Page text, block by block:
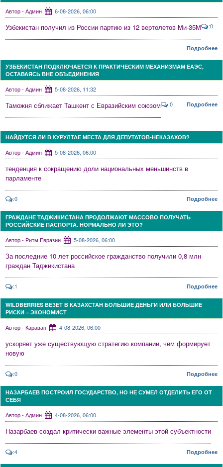
Автор - Админ 6-08-2026, 06:00
Узбекистан получил из России партию из 12 вертолетов Ми-35М :0
Подробнее
УЗБЕКИСТАН ПОДКЛЮЧАЕТСЯ К ПРАКТИЧЕСКИМ МЕХАНИЗМАМ ЕАЭС,
ОСТАВАЯСЬ ВНЕ ОБЪЕДИНЕНИЯ
Автор - Админ 5-08-2026, 11:32
Таможня сближает Ташкент с Евразийским союзом :0 Подробнее
НАЙДУТСЯ ЛИ В КУРУЛТАЕ МЕСТА ДЛЯ ДЕПУТАТОВ-НЕКАЗАХОВ?
Автор - Админ 5-08-2026, 06:00
тенденция к сокращению доли национальных меньшинств в
парламенте
:0 Подробнее
ГРАЖДАНЕ ТАДЖИКИСТАНА ПРОДОЛЖАЮТ МАССОВО ПОЛУЧАТЬ
РОССИЙСКИЕ ПАСПОРТА. НОРМАЛЬНО ЛИ ЭТО?
Автор - Ритм Евразии 5-08-2026, 06:00
За последние 10 лет российское гражданство получили 0,8 млн
граждан Таджикистана
:1 Подробнее
WILDBERRIES ВЕЗЕТ В КАЗАХСТАН БОЛЬШИЕ ДЕНЬГИ ИЛИ БОЛЬШИЕ
РИСКИ – ЭКОНОМИСТ
Автор - Караван 4-08-2026, 06:00
ускоряет уже существующую стратегию компании, чем формирует
новую
:0 Подробнее
НАЗАРБАЕВ ПОСТРОИЛ ГОСУДАРСТВО, НО НЕ СУМЕЛ ОТДЕЛИТЬ ЕГО ОТ
СЕБЯ
Автор - Админ 4-08-2026, 06:00
Назарбаев создал критически важные элементы этой субъектности
:4 Подробнее